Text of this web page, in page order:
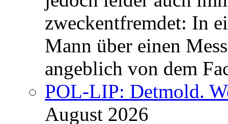
zweckentfremdet: In
Mann über einen
angeblich von dem
POL-LIP: Detmold.
August 2026